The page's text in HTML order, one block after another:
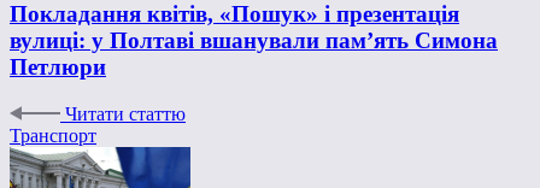
Покладання квітів, «Пошук» і презентація
вулиці: у Полтаві вшанували пам’ять Симона
Петлюри
Читати статтю
Транспорт